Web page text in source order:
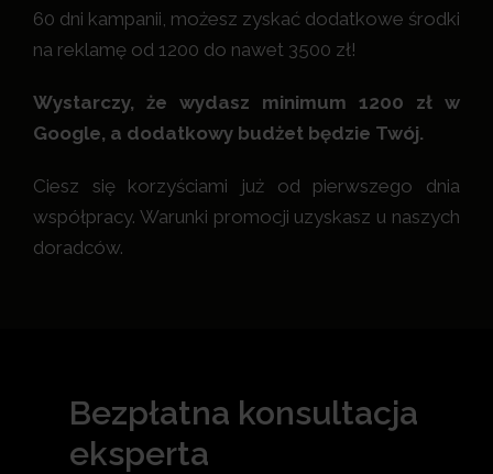
60 dni kampanii, możesz zyskać dodatkowe środki
na reklamę od 1200 do nawet 3500 zł!
Wystarczy, że wydasz minimum 1200 zł w
Google, a dodatkowy budżet będzie Twój.
Ciesz się korzyściami już od pierwszego dnia
współpracy. Warunki promocji uzyskasz u naszych
doradców.
Bezpłatna konsultacja
eksperta